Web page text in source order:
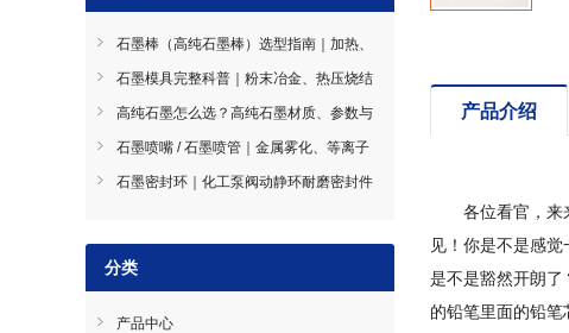
产品介绍
各位看官，来
见！你是不是感
是不是豁然开朗了
的铅笔里面的铅
石墨棒（高纯石墨棒）选型指南｜加热、
导电、搅拌石墨棒使用技巧
石墨模具完整科普｜粉末冶金、热压烧结
石墨模具选型指南
高纯石墨怎么选？高纯石墨材质、参数与
工况选型全指南
石墨喷嘴 / 石墨喷管｜金属雾化、等离子
喷涂耐磨导流件石墨喷嘴
石墨密封环｜化工泵阀动静环耐磨密封件
分类
产品中心